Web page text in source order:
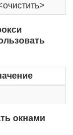
окнами